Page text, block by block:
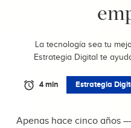
La tecnología sea tu
Estrategia Digital te
4 min Estrategia
Apenas hace cinco años